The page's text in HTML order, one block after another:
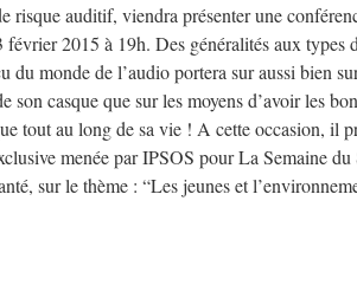
risque auditif, viendra présenter une
2015 à 19h. Des généralités aux types
du monde de l’audio portera sur aussi bien
son casque que sur les moyens d’avoir les
tout au long de sa vie ! A cette occasion, il
menée par IPSOS pour La Semaine
sur le thème : “Les jeunes et